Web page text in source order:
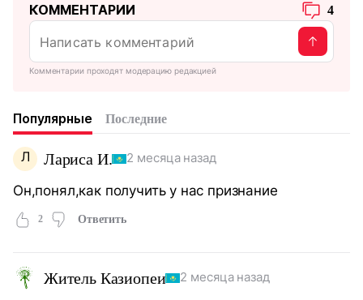
КОММЕНТАРИИ 4
Комментарии проходят модерацию редакцией
Популярные Последние
Л Лариса И. 2 месяца назад
Он,понял,как получить у нас признание
2 Ответить
Житель Казиопеи 2 месяца назад